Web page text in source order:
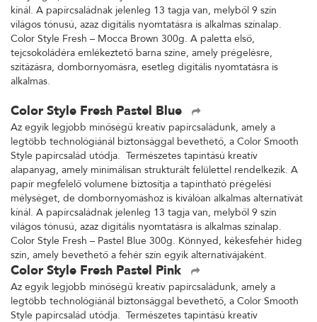
kínál. A papírcsaládnak jelenleg 13 tagja van, melyből 9 szín
világos tónusú, azaz digitális nyomtatásra is alkalmas színalap.
Color Style Fresh – Mocca Brown 300g. A paletta első,
tejcsokoládéra emlékeztető barna színe, amely prégelésre,
szitázásra, dombornyomásra, esetleg digitális nyomtatásra is
alkalmas.
Color Style Fresh Pastel Blue
Az egyik legjobb minőségű kreatív papírcsaládunk, amely a
legtöbb technológiánál biztonsággal bevethető, a Color Smooth
Style papírcsalád utódja. Természetes tapintású kreatív
alapanyag, amely minimálisan strukturált felülettel rendelkezik. A
papír megfelelő volumene biztosítja a tapintható prégelési
mélységet, de dombornyomáshoz is kiválóan alkalmas alternatívát
kínál. A papírcsaládnak jelenleg 13 tagja van, melyből 9 szín
világos tónusú, azaz digitális nyomtatásra is alkalmas színalap.
Color Style Fresh – Pastel Blue 300g. Könnyed, kékesfehér hideg
szín, amely bevethető a fehér szín egyik alternatívájaként.
Color Style Fresh Pastel Pink
Az egyik legjobb minőségű kreatív papírcsaládunk, amely a
legtöbb technológiánál biztonsággal bevethető, a Color Smooth
Style papírcsalád utódja. Természetes tapintású kreatív